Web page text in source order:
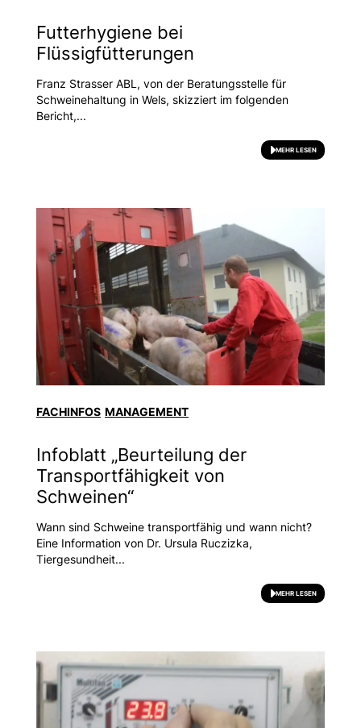
Futterhygiene bei
Flüssigfütterungen
Franz Strasser ABL, von der Beratungsstelle für
Schweinehaltung in Wels, skizziert im folgenden
Bericht,...
MEHR LESEN
FACHINFOS MANAGEMENT
Infoblatt „Beurteilung der
Transportfähigkeit von
Schweinen“
Wann sind Schweine transportfähig und wann nicht?
Eine Information von Dr. Ursula Ruczizka,
Tiergesundheit...
MEHR LESEN